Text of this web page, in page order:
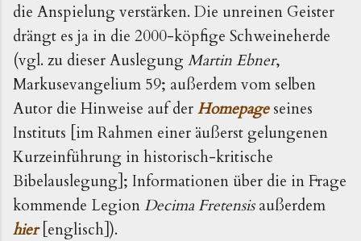
die Anspielung verstärken. Die unreinen Geister
drängt es ja in die 2000-köpfige Schweineherde
(vgl. zu dieser AuslegungMartin Ebner,
Markusevangelium 59; außerdem vom selben
Autor die Hinweise auf derHomepageseines
Instituts [im Rahmen einer äußerst gelungenen
Kurzeinführung in historisch-kritische
Bibelauslegung]; Informationen über die in Frage
kommende LegionDecima Fretensisaußerdem
hier [englisch]).